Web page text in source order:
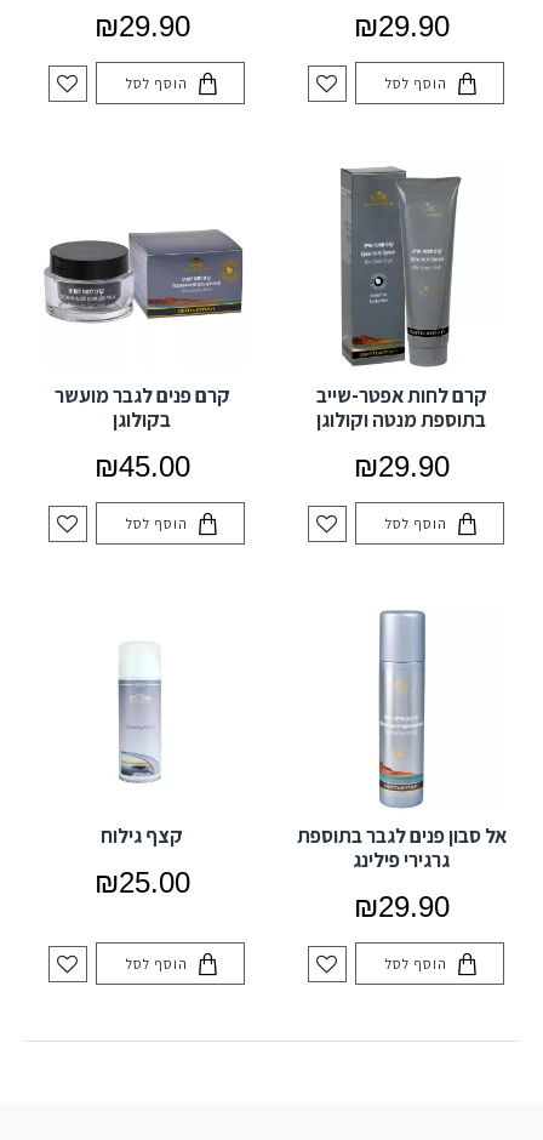
₪29.90
הוסף לסל
₪29.90
הוסף לסל
קרם לחות אפטר-שייב
בתוספת מנטה וקולוגן
₪29.90
הוסף לסל
קרם פנים לגבר מועשר
בקולוגן
₪45.00
הוסף לסל
אל סבון פנים לגבר בתוספת
גרגירי פילינג
₪29.90
הוסף לסל
קצף גילוח
₪25.00
הוסף לסל